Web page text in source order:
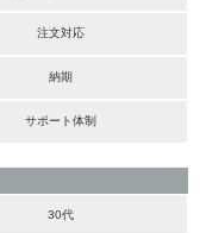
注文対応
納期
サポート体制
30代